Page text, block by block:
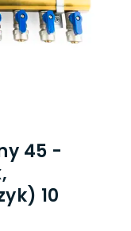
45 -
10